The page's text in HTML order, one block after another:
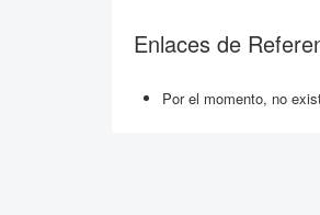
Enlaces de
Por el momento, no